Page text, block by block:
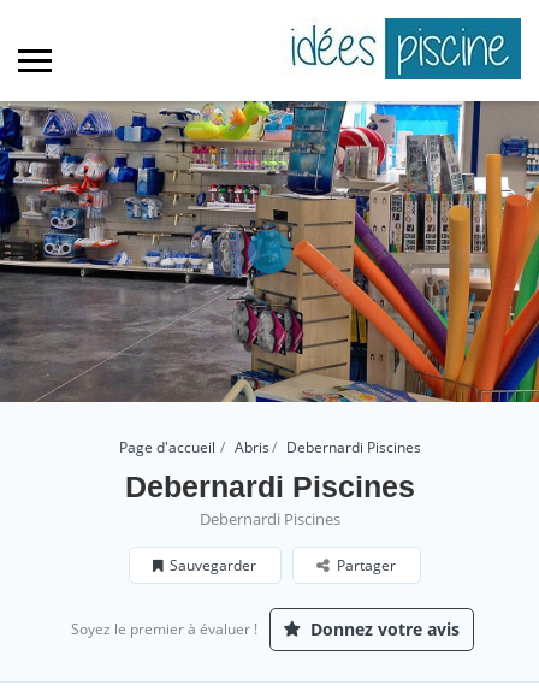
Page d'accueil Abris Debernardi Piscines
Debernardi Piscines
Debernardi Piscines
Sauvegarder Partager
Soyez le premier à évaluer ! Donnez votre avis